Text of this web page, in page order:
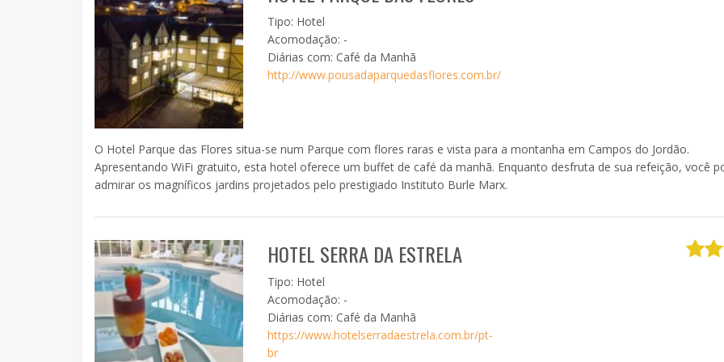
Tipo: Hotel
Acomodação: -
Diárias com: Café da Manhã
http://www.pousadaparquedasflores.com.br/
O Hotel Parque das Flores situa-se num Parque com flores raras e vista para a montanha em Campos do Jordão.
Apresentando WiFi gratuito, esta hotel oferece um buffet de café da manhã. Enquanto desfruta de sua refeição, você
admirar os magníficos jardins projetados pelo prestigiado Instituto Burle Marx.
HOTEL SERRA DA ESTRELA
Tipo: Hotel
Acomodação: -
Diárias com: Café da Manhã
https://www.hotelserradaestrela.com.br/pt-
br